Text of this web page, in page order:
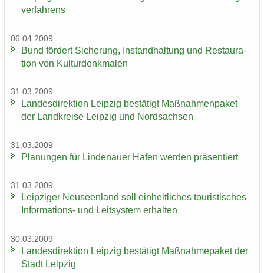
ver­fah­rens
06.04.2009
Bund för­dert Si­che­rung, In­stand­hal­tung und Re­stau­ra­
ti­on von Kul­tur­denk­ma­len
31.03.2009
Lan­des­di­rek­ti­on Leip­zig be­stä­tigt Maß­nah­men­pa­ket
der Land­krei­se Leip­zig und Nord­sach­sen
31.03.2009
Pla­nun­gen für Lin­de­nau­er Hafen wer­den prä­sen­tiert
31.03.2009
Leip­zi­ger Neu­seen­land soll ein­heit­li­ches tou­ris­ti­sches
Informations-​ und Leit­sys­tem er­hal­ten
30.03.2009
Lan­des­di­rek­ti­on Leip­zig be­stä­tigt Maß­nah­me­pa­ket der
Stadt Leip­zig